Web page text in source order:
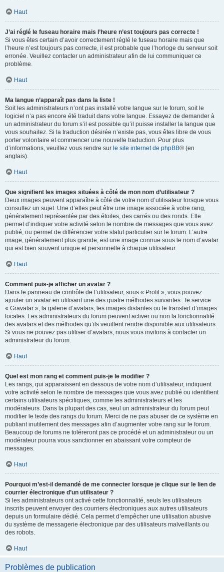
Haut
J’ai réglé le fuseau horaire mais l’heure n’est toujours pas correcte !
Si vous êtes certain d’avoir correctement réglé le fuseau horaire mais que
l’heure n’est toujours pas correcte, il est probable que l’horloge du serveur soit
erronée. Veuillez contacter un administrateur afin de lui communiquer ce
problème.
Haut
Ma langue n’apparaît pas dans la liste !
Soit les administrateurs n’ont pas installé votre langue sur le forum, soit le
logiciel n’a pas encore été traduit dans votre langue. Essayez de demander à
un administrateur du forum s’il est possible qu’il puisse installer la langue que
vous souhaitez. Si la traduction désirée n’existe pas, vous êtes libre de vous
porter volontaire et commencer une nouvelle traduction. Pour plus
d’informations, veuillez vous rendre sur le site internet de phpBB® (en
anglais).
Haut
Que signifient les images situées à côté de mon nom d’utilisateur ?
Deux images peuvent apparaître à côté de votre nom d’utilisateur lorsque vous
consultez un sujet. Une d’elles peut être une image associée à votre rang,
généralement représentée par des étoiles, des carrés ou des ronds. Elle
permet d’indiquer votre activité selon le nombre de messages que vous avez
publié, ou permet de différencier votre statut particulier sur le forum. L’autre
image, généralement plus grande, est une image connue sous le nom d’avatar
qui est bien souvent unique et personnelle à chaque utilisateur.
Haut
Comment puis-je afficher un avatar ?
Dans le panneau de contrôle de l’utilisateur, sous « Profil », vous pouvez
ajouter un avatar en utilisant une des quatre méthodes suivantes : le service
« Gravatar », la galerie d’avatars, les images distantes ou le transfert d’images
locales. Les administrateurs du forum peuvent activer ou non la fonctionnalité
des avatars et des méthodes qu’ils veuillent rendre disponible aux utilisateurs.
Si vous ne pouvez pas utiliser d’avatars, nous vous invitons à contacter un
administrateur du forum.
Haut
Quel est mon rang et comment puis-je le modifier ?
Les rangs, qui apparaissent en dessous de votre nom d’utilisateur, indiquent
votre activité selon le nombre de messages que vous avez publié ou identifient
certains utilisateurs spécifiques, comme les administrateurs et les
modérateurs. Dans la plupart des cas, seul un administrateur du forum peut
modifier le texte des rangs du forum. Merci de ne pas abuser de ce système en
publiant inutilement des messages afin d’augmenter votre rang sur le forum.
Beaucoup de forums ne toléreront pas ce procédé et un administrateur ou un
modérateur pourra vous sanctionner en abaissant votre compteur de
messages.
Haut
Pourquoi m’est-il demandé de me connecter lorsque je clique sur le lien de
courrier électronique d’un utilisateur ?
Si les administrateurs ont activé cette fonctionnalité, seuls les utilisateurs
inscrits peuvent envoyer des courriers électroniques aux autres utilisateurs
depuis un formulaire dédié. Cela permet d’empêcher une utilisation abusive
du système de messagerie électronique par des utilisateurs malveillants ou
des robots.
Haut
Problèmes de publication